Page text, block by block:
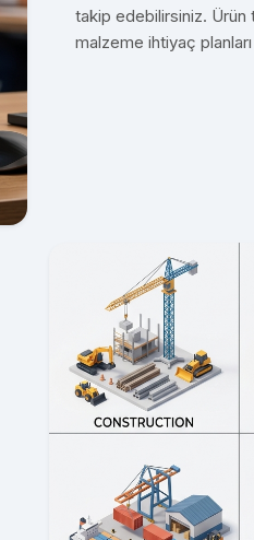
takip edebilirsiniz. Ürün
malzeme ihtiyaç